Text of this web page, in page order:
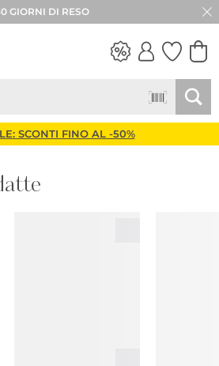
GIORNI DI RESO
SCONTI FINO AL -50%